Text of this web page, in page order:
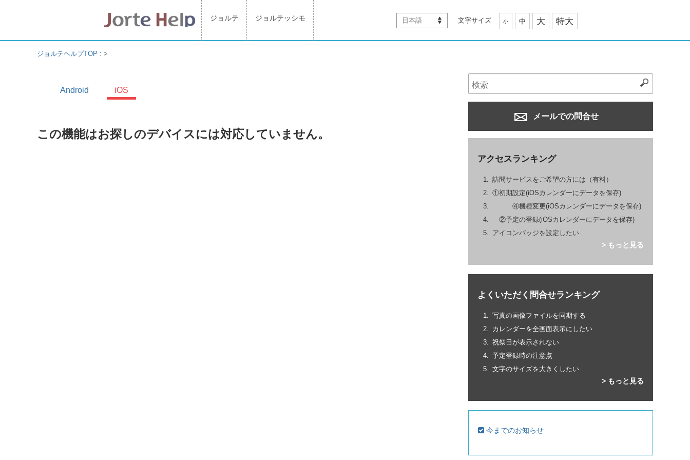
ジョルテ ジョルテッシモ 日本語 文字サイズ 小 中 大 特大
ジョルテヘルプTOP : >
Android iOS
この機能はお探しのデバイスには対応していません。
メールでの問合せ
アクセスランキング
訪問サービスをご希望の方には（有料）
①初期設定(iOSカレンダーにデータを保存)
④機種変更(iOSカレンダーにデータを保存)
②予定の登録(iOSカレンダーにデータを保存)
アイコンバッジを設定したい
> もっと見る
よくいただく問合せランキング
写真の画像ファイルを同期する
カレンダーを全画面表示にしたい
祝祭日が表示されない
予定登録時の注意点
文字のサイズを大きくしたい
> もっと見る
今までのお知らせ